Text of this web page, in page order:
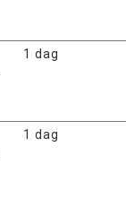
1 dag
1 dag